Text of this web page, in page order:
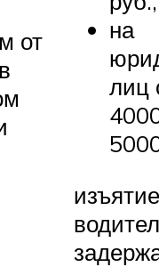
от
на
лиц